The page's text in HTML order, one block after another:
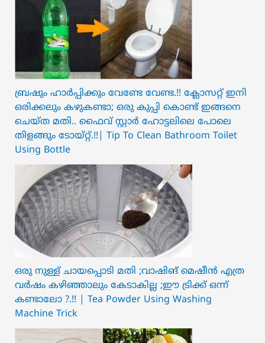
ബ്രഷും ഹാർപ്പിക്കും വേണ്ടേ വേണ്ട.!! ക്ലോസറ്റ് ഇനി
ഒരിക്കലും കഴുകണ്ടാ; ഒരു കുപ്പി കൊണ്ട് ഇങ്ങനെ
ചെയ്ത മതി.. ഫൈവ് സ്റ്റാർ ഹോട്ടലിലെ പോലെ
തിളങ്ങും ടോയ്റ്റ്.!!| Tip To Clean Bathroom Toilet
Using Bottle
ഒരു നുള്ള് ചായപ്പൊടി മതി ;വാഷിങ് മെഷീൻ എത്ര
വർഷം കഴിഞ്ഞാലും കേടാകില്ല ;ഈ ട്രിക്ക് ഒന്ന്
കണ്ടാലോ ?.!! | Tea Powder Using Washing
Machine Trick